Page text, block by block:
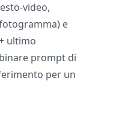
video,
e
ultimo
prompt di
per un